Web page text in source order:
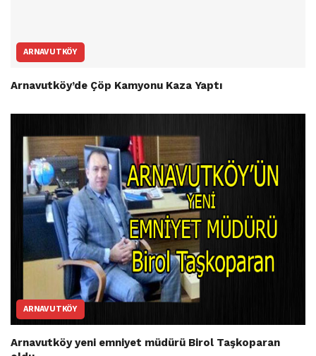
ARNAVUTKÖY
Arnavutköy’de Çöp Kamyonu Kaza Yaptı
ARNAVUTKÖY
Arnavutköy yeni emniyet müdürü Birol Taşkoparan